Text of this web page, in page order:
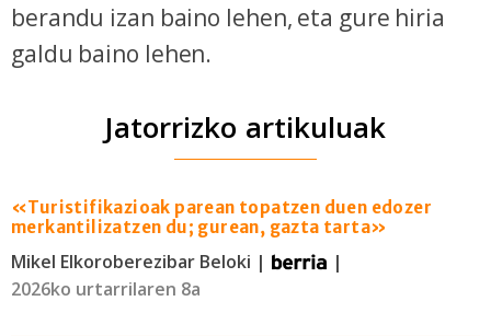
berandu izan baino lehen, eta gure hiria
galdu baino lehen.
Jatorrizko artikuluak
«Turistifikazioak parean topatzen duen edozer
merkantilizatzen du; gurean, gazta tarta»
Mikel Elkoroberezibar Beloki |
|
2026ko urtarrilaren 8a